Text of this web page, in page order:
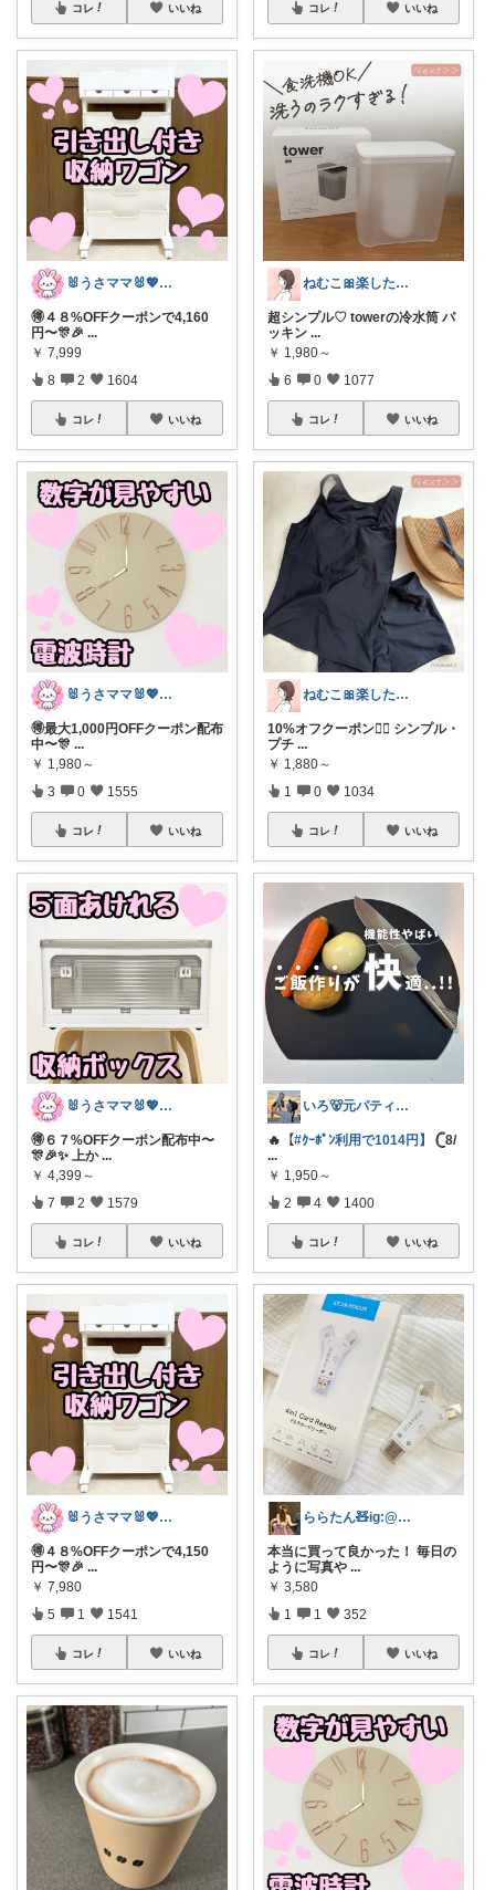
コレ いいね
🐰うさママ🐰💖キッズ・ママの日常✨
🉐４８%OFFクーポンで4,160
円〜🎊🎉 ...
￥ 7,999
8 2 1604
コレ いいね
🐰うさママ🐰💖キッズ・ママの日常✨
🉐最大1,000円OFFクーポン配布
中〜🎊 ...
￥ 1,980～
3 0 1555
コレ いいね
🐰うさママ🐰💖キッズ・ママの日常✨
🉐６７%OFFクーポン配布中〜
🎊🎉✨ 上か ...
￥ 4,399～
7 2 1579
コレ いいね
🐰うさママ🐰💖キッズ・ママの日常✨
🉐４８%OFFクーポンで4,150
円〜🎊🎉 ...
￥ 7,980
5 1 1541
コレ いいね
コレ いいね
ねむこ🎀楽したいママの購入品ほぼオリ写
超シンプル♡ towerの冷水筒 パ
ッキン ...
￥ 1,980～
6 0 1077
コレ いいね
ねむこ🎀楽したいママの購入品ほぼオリ写
10%オフクーポン❤️‍🔥 シンプル・
プチ ...
￥ 1,880～
1 0 1034
コレ いいね
いろ🐻元パティシエ🍫
🔥【#ｸｰﾎﾟﾝ利用で1014円】
𓊆8/
...
￥ 1,950～
2 4 1400
コレ いいね
ららたん🧸ig:@rara_714_n
本当に買って良かった！ 毎日の
ように写真や ...
￥ 3,580
1 1 352
コレ いいね